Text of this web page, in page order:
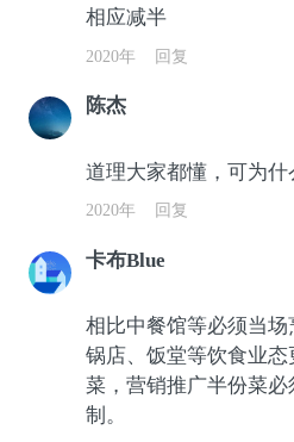
相应减半
2020年 回复
陈杰
道理大家都懂，可为什
2020年 回复
卡布Blue
相比中餐馆等必须当
锅店、饭堂等饮食业
菜，营销推广半份菜
制。